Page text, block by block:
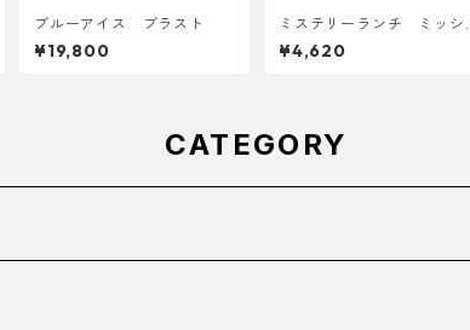
ブルーアイス ブラスト
¥19,800
ミステリーランチ ミッシ
ョンパッキングキューブ M
ブラック
¥4,620
CATEGORY